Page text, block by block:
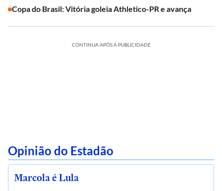
Copa do Brasil: Vitória goleia Athletico-PR e avança
CONTINUA APÓS A PUBLICIDADE
Opinião do Estadão
Marcola é Lula